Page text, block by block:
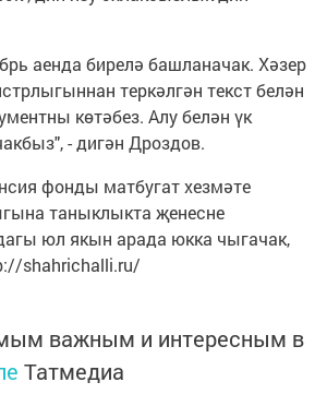
аенда бирелә башланачак. Хәзер
теркәлгән текст белән
көтәбез. Алу белән үк
- дигән Дроздов.
фонды матбугат хезмәте
таныклыкта җенесне
юл якын арада юкка чыгачак,
shahrichalli.ru/
важным и интересным в
Татмедиа